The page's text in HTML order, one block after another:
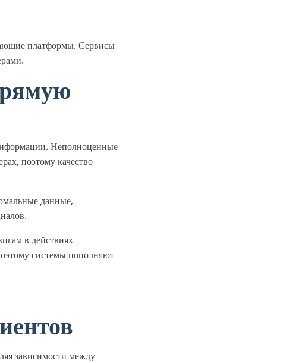
платформы. Сервисы
Неполноценные
поэтому качество
данные,
в действиях
системы пополняют
зависимости между